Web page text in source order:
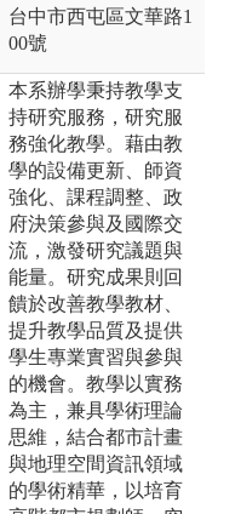
台中市西屯區文華路1
00號
本系辦學秉持教學支
持研究服務，研究服
務強化教學。藉由教
學的設備更新、師資
強化、課程調整、政
府決策參與及國際交
流，激發研究議題與
能量。研究成果則回
饋於改善教學教材、
提升教學品質及提供
學生專業實習與參與
的機會。教學以實務
為主，兼具學術理論
思維，結合都市計畫
與地理空間資訊領域
的學術精華，以培育